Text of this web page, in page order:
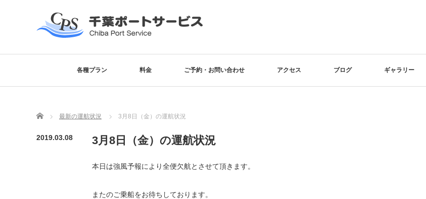
各種プラン 料金 ご予約・お問い合わせ アクセス ブログ ギャラリー
Home 最新の運航状況 3月8日（金）の運航状況
2019.03.08 3月8日（金）の運航状況
本日は強風予報により全便欠航とさせて頂きます。
またのご乗船をお待ちしております。